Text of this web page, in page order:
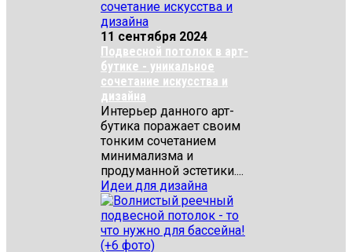
11 сентября 2024
Подвесной потолок в арт-
бутике - уникальное
сочетание искусства и
дизайна
Интерьер данного арт-
бутика поражает своим
тонким сочетанием
минимализма и
продуманной эстетики....
Идеи для дизайна